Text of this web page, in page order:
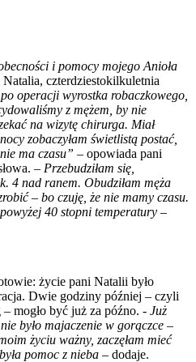
i pomocy mojego Anioła
czterdziestokilkuletnia
operacji wyrostka robaczkowego,
z mężem, by nie
na wizytę chirurga. Miał
zobaczyłam świetlistą postać,
ma czasu” – opowiada pani
– Przebudziłam się,
4 nad ranem. Obudziłam męża
– bo czuję, że nie mamy czasu.
40 stopni temperatury –
życie pani Natalii było
Dwie godziny później – czyli
mogło być już za późno. - Już
było majaczenie w gorączce –
życiu ważny, zaczęłam mieć
pomoc z nieba ­– dodaje.